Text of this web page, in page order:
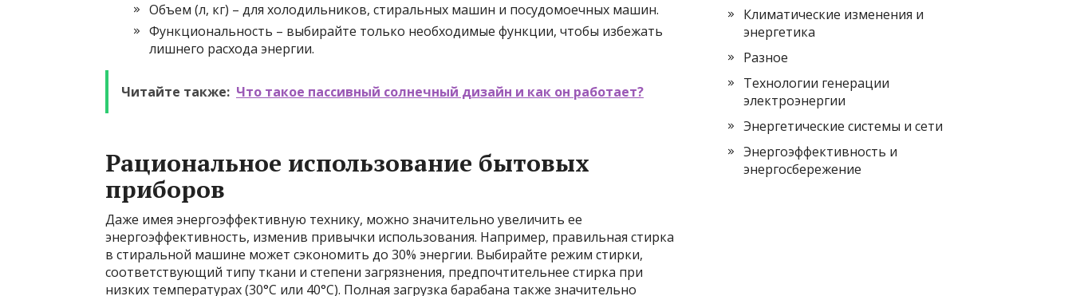
Объем (л, кг) – для холодильников, стиральных машин и посудомоечных машин.
Функциональность – выбирайте только необходимые функции, чтобы избежать
лишнего расхода энергии.
Читайте также: Что такое пассивный солнечный дизайн и как он работает?
Рациональное использование бытовых
приборов
Даже имея энергоэффективную технику, можно значительно увеличить ее
энергоэффективность, изменив привычки использования. Например, правильная стирка
в стиральной машине может сэкономить до 30% энергии. Выбирайте режим стирки,
соответствующий типу ткани и степени загрязнения, предпочтительнее стирка при
низких температурах (30°C или 40°C). Полная загрузка барабана также значительно
Климатические изменения и
энергетика
Разное
Технологии генерации
электроэнергии
Энергетические системы и сети
Энергоэффективность и
энергосбережение